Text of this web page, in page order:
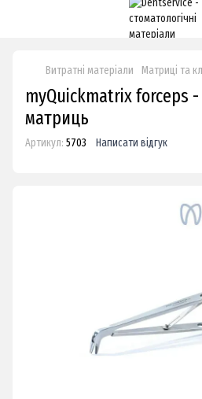
Витратні матеріали Матриці та
myQuickmatrix forceps
матриць
Артикул: 5703 Написати відгук